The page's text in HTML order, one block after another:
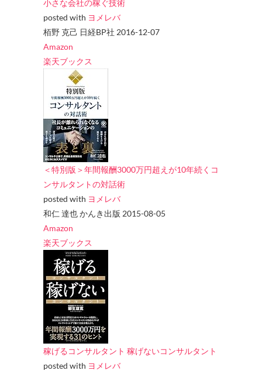
小さな会社の稼ぐ技術
posted with ヨメレバ
栢野 克己 日経BP社 2016-12-07
Amazon
楽天ブックス
＜特別版＞年間報酬3000万円超えが10年続くコ
ンサルタントの対話術
posted with ヨメレバ
和仁 達也 かんき出版 2015-08-05
Amazon
楽天ブックス
稼げるコンサルタント 稼げないコンサルタント
posted with ヨメレバ